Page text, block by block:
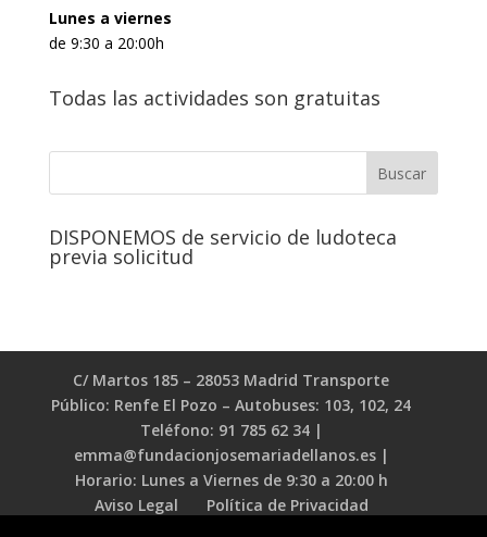
Lunes a viernes
de 9:30 a 20:00h
Todas las actividades son gratuitas
DISPONEMOS de servicio de ludoteca
previa solicitud
C/ Martos 185 – 28053 Madrid Transporte
Público: Renfe El Pozo – Autobuses: 103, 102, 24
Teléfono: 91 785 62 34 |
emma@fundacionjosemariadellanos.es |
Horario: Lunes a Viernes de 9:30 a 20:00 h
Aviso Legal
Política de Privacidad